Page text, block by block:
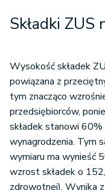
Składki
Wysokość składek
powiązana z
tym znacząco
przedsiębiorców,
składek stanowi
wynagrodzenia. Tym
wymiaru ma wynieść
wzrost składek o
zdrowotnej). Wynika